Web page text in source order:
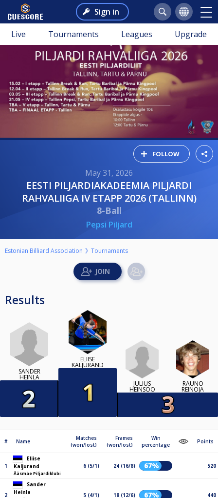
Sign in
Live Tournaments Leagues Upgrade
FOLLOW
May 31, 2026
EESTI PILJARDIAKADEEMIA PILJARDI
RAHVALIIGA IV ETAPP 2026 (TALLINN)
8-Ball
Pepsi Piljard
Estonian Billiard Association Tournaments
Results
SANDER
HEINLA
ELIISE
KALJURAND
JULIUS
HEINSOO
RAUNO
REINOJA
# Name
Matches
(won/lost)
Frames
(won/lost)
Win
percentage
Points
1
Eliise
Kaljurand
Ääsmäe Piljardiklubi
6 (5/1) 24 (16/8) 67% 520
2
Sander
Heinla
5 (4/1) 18 (12/6) 67% 440